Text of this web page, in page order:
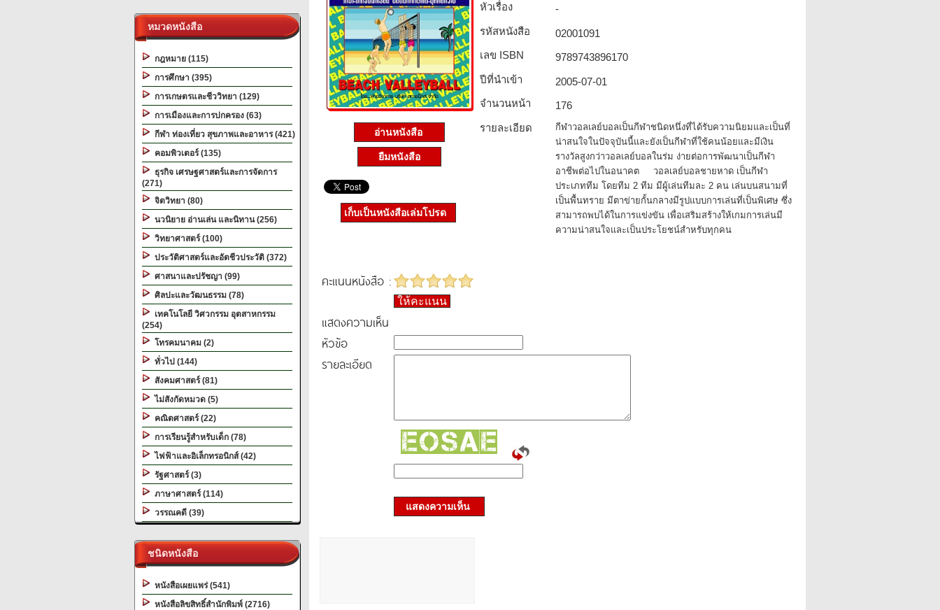
หมวดหนังสือ
กฎหมาย (115)
การศึกษา (395)
การเกษตรและชีววิทยา (129)
การเมืองและการปกครอง (63)
กีฬา ท่องเที่ยว สุขภาพและอาหาร (421)
คอมพิวเตอร์ (135)
ธุรกิจ เศรษฐศาสตร์และการจัดการ
(271)
จิตวิทยา (80)
นวนิยาย อ่านเล่น และนิทาน (256)
วิทยาศาสตร์ (100)
ประวัติศาสตร์และอัตชีวประวัติ (372)
ศาสนาและปรัชญา (99)
ศิลปะและวัฒนธรรม (78)
เทคโนโลยี วิศวกรรม อุตสาหกรรม
(254)
โทรคมนาคม (2)
ทั่วไป (144)
สังคมศาสตร์ (81)
ไม่สังกัดหมวด (5)
คณิตศาสตร์ (22)
การเรียนรู้สำหรับเด็ก (78)
ไฟฟ้าและอิเล็กทรอนิกส์ (42)
รัฐศาสตร์ (3)
ภาษาศาสตร์ (114)
วรรณคดี (39)
ชนิดหนังสือ
หนังสือเผยแพร่ (541)
หนังสือลิขสิทธิ์สำนักพิมพ์ (2716)
อ่านหนังสือ
ยืมหนังสือ
หัวเรื่อง
-
รหัสหนังสือ­
02001091
เลข ISBN
9789743896170
ปีที่นำเข้า
2005-07-01
จำนวนหน้า
176
รายละเอียด
กีฬาวอลเลย์บอลเป็นกีฬาชนิดหนึ่งที่ได้รับความนิยมและเป็นที่
น่าสนใจในปัจจุบันนี้และยังเป็นกีฬาที่ใช้คนน้อยและมีเงิน
รางวัลสูงกว่าวอลเลย์บอลในร่ม ง่ายต่อการพัฒนาเป็นกีฬา
อาชีพต่อไปในอนาคต วอลเลย์บอลชายหาด เป็นกีฬา
ประเภททีม โดยทีม 2 ทีม มีผู้เล่นทีมละ 2 คน เล่นบนสนามที่
เป็นพื้นทราย มีตาข่ายกั้นกลางมีรูปแบบการเล่นที่เป็นพิเศษ ซึ่ง
สามารถพบได้ในการแข่งขัน เพื่อเสริมสร้างให้เกมการเล่นมี
ความน่าสนใจและเป็นประโยชน์สำหรับทุกคน
เก็บเป็นหนังสือเล่มโปรด
คะแนนหนังสือ :
ให้คะแนน
แสดงความเห็น
หัวข้อ
รายละเอียด
แสดงความเห็น